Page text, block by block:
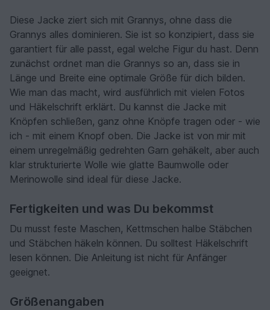
Diese Jacke ziert sich mit Grannys, ohne dass die
Grannys alles dominieren. Sie ist so konzipiert, dass sie
garantiert für alle passt, egal welche Figur du hast. Denn
zunächst ordnet man die Grannys so an, dass sie in
Länge und Breite eine optimale Größe für dich bilden.
Wie man das macht, wird ausführlich mit vielen Fotos
und Häkelschrift erklärt. Du kannst die Jacke mit
Knöpfen schließen, ganz ohne Knöpfe tragen oder - wie
ich - mit einem Knopf oben. Die Jacke ist von mir mit
einem unregelmäßig gedrehten Garn gehäkelt, aber auch
klar strukturierte Wolle wie glatte Baumwolle oder
Merinowolle sind ideal für diese Jacke.
Fertigkeiten und was Du bekommst
Du musst feste Maschen, Kettmschen halbe Stäbchen
und Stäbchen häkeln können. Du solltest Häkelschrift
lesen können. Die Anleitung ist nicht für Anfänger
geeignet.
Größenangaben